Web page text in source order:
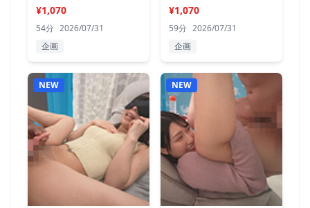
¥1,070
54分 2026/07/31
企画
¥1,070
59分 2026/07/31
企画
NEW NEW